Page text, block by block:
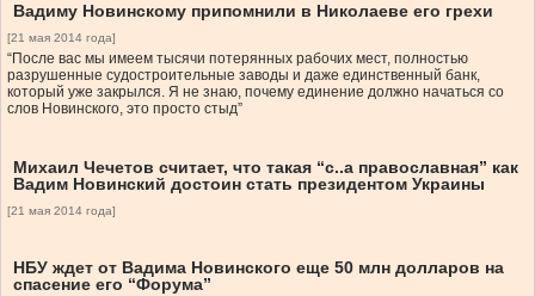
Вадиму Новинскому припомнили в Николаеве его грехи
[21 мая 2014 года]
“После вас мы имеем тысячи потерянных рабочих мест, полностью
разрушенные судостроительные заводы и даже единственный банк,
который уже закрылся. Я не знаю, почему единение должно начаться со
слов Новинского, это просто стыд”
Михаил Чечетов считает, что такая “с..а православная” как
Вадим Новинский достоин стать президентом Украины
[21 мая 2014 года]
НБУ ждет от Вадима Новинского еще 50 млн долларов на
спасение его “Форума”